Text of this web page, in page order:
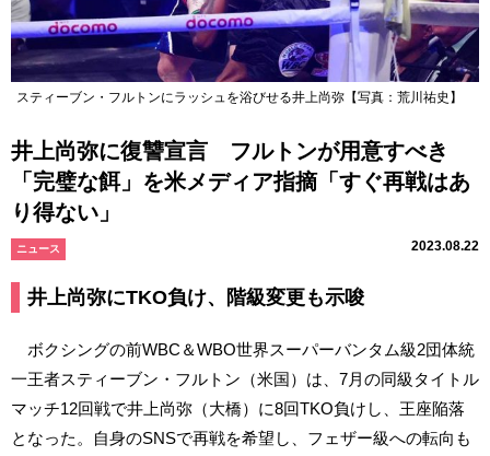
スティーブン・フルトンにラッシュを浴びせる井上尚弥【写真：荒川祐史】
井上尚弥に復讐宣言 フルトンが用意すべき
「完璧な餌」を米メディア指摘「すぐ再戦はあ
り得ない」
ニュース 2023.08.22
井上尚弥にTKO負け、階級変更も示唆
ボクシングの前WBC＆WBO世界スーパーバンタム級2団体統
一王者スティーブン・フルトン（米国）は、7月の同級タイトル
マッチ12回戦で井上尚弥（大橋）に8回TKO負けし、王座陥落
となった。自身のSNSで再戦を希望し、フェザー級への転向も